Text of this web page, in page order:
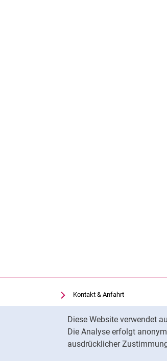
Diese Website verwendet
Die Analyse erfolgt
ausdrücklicher
Kontakt & Anfahrt
Einrichtungen suchen
Stellenangebote
Cookie-Einstellungen